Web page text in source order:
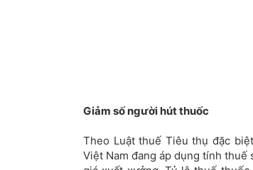
Giảm số người hút thuốc
Theo Luật thuế Tiêu thụ đặc
Việt Nam đang áp dụng tính